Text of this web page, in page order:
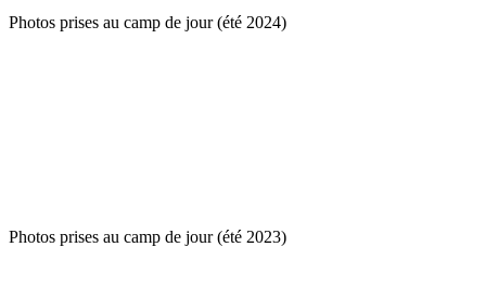
Photos prises au camp de jour (été 2024)
Photos prises au camp de jour (été 2023)